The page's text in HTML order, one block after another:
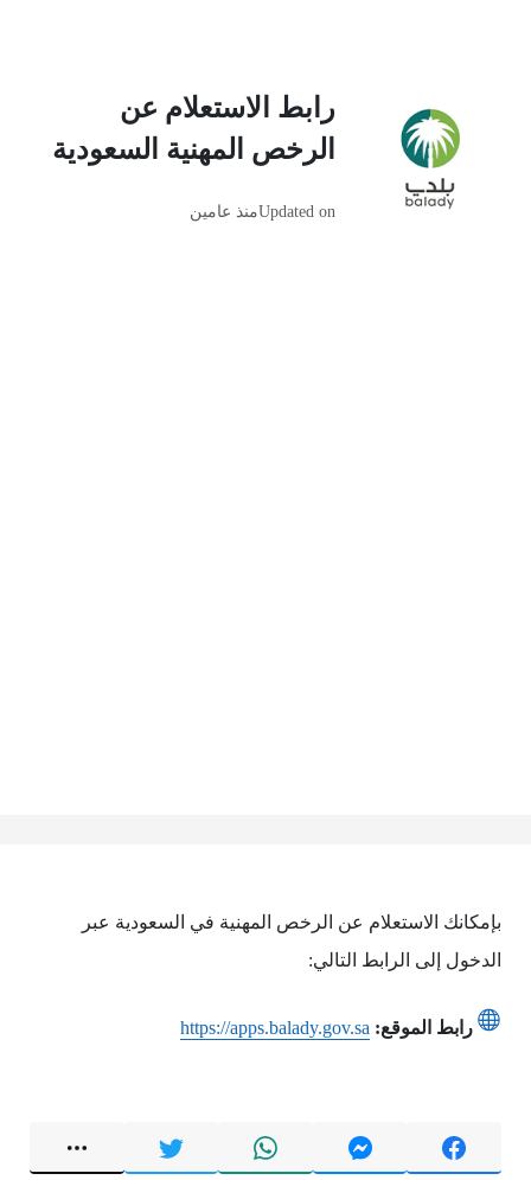
رابط الاستعلام عن
الرخص المهنية السعودية
Updated onمنذ عامين
بإمكانك الاستعلام عن الرخص المهنية في السعودية عبر
الدخول إلى الرابط التالي:
رابط الموقع: https://apps.balady.gov.sa